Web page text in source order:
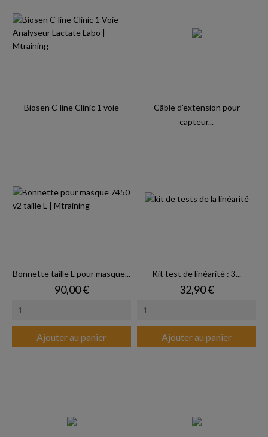
Biosen C-line Clinic 1 voie
Câble d'extension pour
capteur...
Bonnette taille L pour masque...
Prix
90,00 €
Ajouter au panier
Kit test de linéarité : 3...
Prix
32,90 €
Ajouter au panier